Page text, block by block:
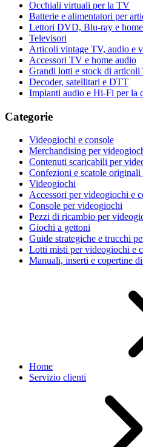
Occhiali virtuali per la TV
Batterie e alimentatori per
Lettori DVD, Blu-ray e
Televisori
Articoli vintage TV, audio e
Accessori TV e home audio
Grandi lotti e stock di articoli
Decoder, satellitari e DTT
Impianti audio e Hi-Fi per la
Categorie
Videogiochi e console
Merchandising per
Contenuti scaricabili per
Confezioni e scatole
Videogiochi
Accessori per videogiochi e
Console per videogiochi
Pezzi di ricambio per
Giochi a gettoni
Guide strategiche e trucchi
Lotti misti per videogiochi e
Manuali, inserti e copertine
Home
Servizio clienti